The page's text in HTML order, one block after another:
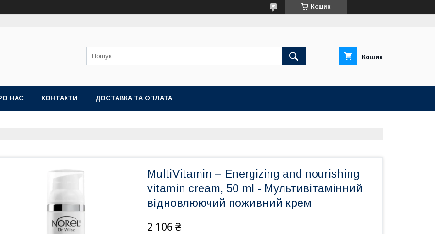
Кошик
Кошик
НАС КОНТАКТИ ДОСТАВКА ТА ОПЛАТА
MultiVitamin – Energizing and nourishing
vitamin cream, 50 ml - Мультивітамінний
відновлюючий поживний крем
2 106 ₴